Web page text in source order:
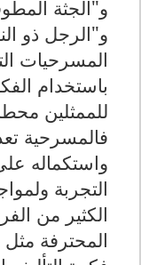
و"الجثة
و"الرجل ذو
المسرحيات
باستخدام
للممثلين
فالمسرحية
واستكماله
التجربة
الكثير من
المحترفة